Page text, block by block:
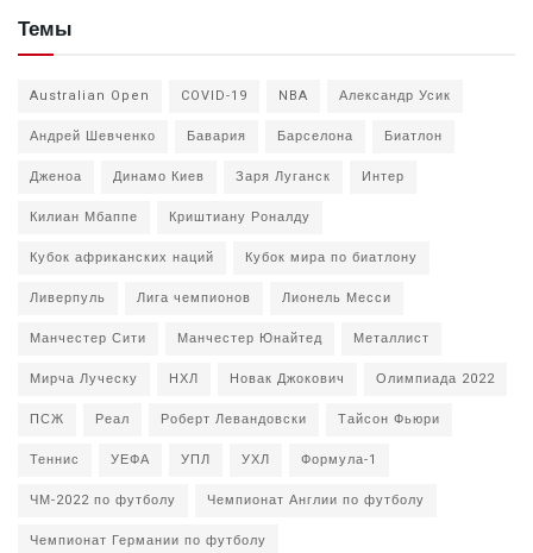
Темы
Australian Open COVID-19 NBA
Александр Усик
Андрей Шевченко
Бавария Барселона
Биатлон
Дженоа
Динамо Киев Заря Луганск
Интер
Килиан Мбаппе
Криштиану Роналду
Кубок африканских наций
Кубок мира по биатлону
Ливерпуль
Лига чемпионов
Лионель Месси
Манчестер Сити
Манчестер Юнайтед
Металлист
Мирча Луческу
НХЛ Новак Джокович
Олимпиада 2022
ПСЖ
Реал Роберт Левандовски
Тайсон Фьюри
Теннис
УЕФА УПЛ УХЛ
Формула-1
ЧМ-2022 по футболу
Чемпионат Англии по футболу
Чемпионат Германии по футболу